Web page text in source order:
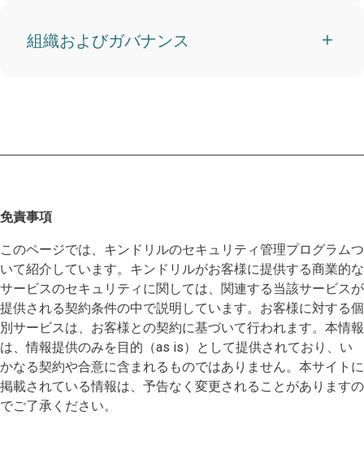
組織およびガバナンス
免責事項
このページでは、キンドリルのセキュリティ管理プログラムつ
いて紹介しています。キンドリルがお客様に提供する商業的な
サービスのセキュリティに関しては、関連する当該サービスが
提供される契約条件の中で説明しています。お客様に対する個
別サービスは、お客様との契約に基づいて行われます。本情報
は、情報提供のみを目的（as is）として提供されており、い
かなる契約や合意に含まれるものではありません。本サイトに
掲載されている情報は、予告なく変更されることがありますの
でご了承ください。